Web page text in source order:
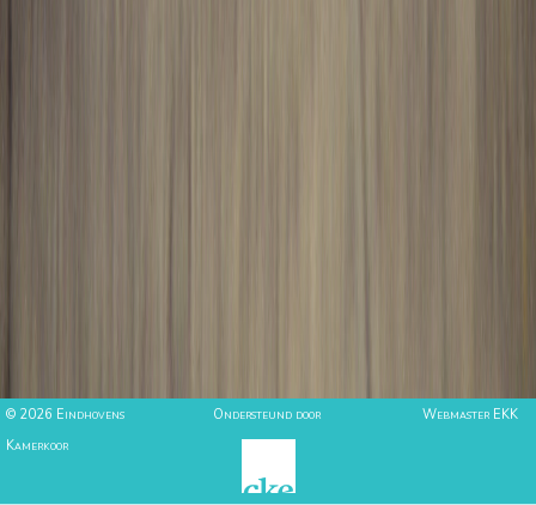
© 2026 Eindhovens
Kamerkoor
Ondersteund door Webmaster EKK